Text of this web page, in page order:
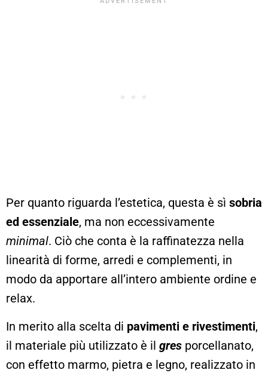
Per quanto riguarda l’estetica, questa è sì sobria
ed essenziale, ma non eccessivamente
minimal. Ciò che conta è la raffinatezza nella
linearità di forme, arredi e complementi, in
modo da apportare all’intero ambiente ordine e
relax.
In merito alla scelta di pavimenti e rivestimenti,
il materiale più utilizzato è il gres porcellanato,
con effetto marmo, pietra e legno, realizzato in